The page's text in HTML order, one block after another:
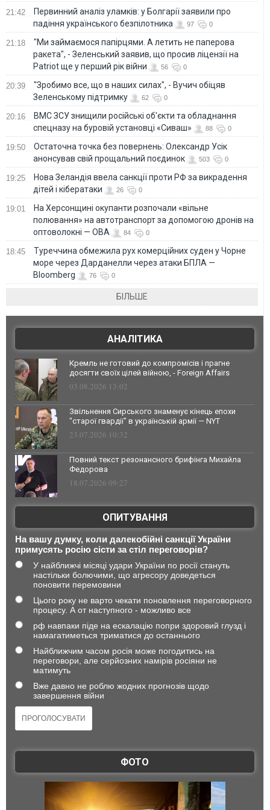
21:42
Первинний аналіз уламків: у Болгарії заявили про
падіння українського безпілотника
97 0
21:18
"Ми займаємося папірцями. А летить не паперова
ракета", - Зеленський заявив, що просив ліцензії на
Patriot ще у перший рік війни
56 0
20:39
"Зробимо все, що в наших силах", - Вучич обіцяв
Зеленському підтримку
62 0
20:16
ВМС ЗСУ знищили російські об'єкти та обладнання
спецназу на буровій установці «Сиваш»
88 0
19:50
Остаточна точка без повернень: Олександр Усік
анонсував свій прощальний поєдинок
503 0
19:25
Нова Зеландія ввела санкції проти РФ за викрадення
дітей і кібератаки
26 0
19:01
На Херсонщині окупанти розпочали «вільне
полювання» на автотранспорт за допомогою дронів на
оптоволокні — ОВА
84 0
18:45
Туреччина обмежила рух комерційних суден у Чорне
море через Дарданелли через атаки БПЛА —
Bloomberg
76 0
БІЛЬШЕ
АНАЛІТИКА
Кремль не готовий до компромісів і прагне
досягти своїх цілей війною, - Foreign Affairs
03.08.2026 13:02
Звільнення Сирського знаменує кінець епохи
"старої гвардії" в українській армії — NYT
23.07.2026 10:32
Повний текст резонансного брифінга Михайла
Федорова
18.07.2026 09:27
ОПИТУВАННЯ
На вашу думку, коли далекобійні санкції України
примусять росію сісти за стіл переговорів?
У найближчі місяці удари України по росії стануть
настільки болючими, що агресору доведеться
поновити перемовини
Цього року не варто чекати поновлення переговорного
процесу. А от наступного - можливо все
рф навпаки піде на ескалацію попри здоровий глузд і
намагатиметься триматися до останнього
Найближчим часом росія може погодитись на
переговори, але серйозних намірів росіяни не
матимуть
Вже давно не роблю жодних прогнозів щодо
завершення війни
ФОТО